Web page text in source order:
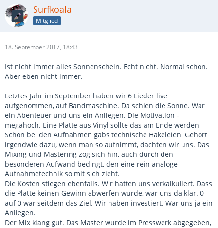
Surfkoala
Mitglied
18. September 2017, 18:43
Ist nicht immer alles Sonnenschein. Echt nicht. Normal schon.
Aber eben nicht immer.
Letztes Jahr im September haben wir 6 Lieder live
aufgenommen, auf Bandmaschine. Da schien die Sonne. War
ein Abenteuer und uns ein Anliegen. Die Motivation -
megahoch. Eine Platte aus Vinyl sollte das am Ende werden.
Schon bei den Aufnahmen gabs technische Hakeleien. Gehört
irgendwie dazu, wenn man so aufnimmt, dachten wir uns. Das
Mixing und Mastering zog sich hin, auch durch den
besonderen Aufwand bedingt, den eine rein analoge
Aufnahmetechnik so mit sich zieht.
Die Kosten stiegen ebenfalls. Wir hatten uns verkalkuliert. Dass
die Platte keinen Gewinn abwerfen würde, war uns da klar. 0
auf 0 war seitdem das Ziel. Wir haben investiert. War uns ja ein
Anliegen.
Der Mix klang gut. Das Master wurde im Presswerk abgegeben,